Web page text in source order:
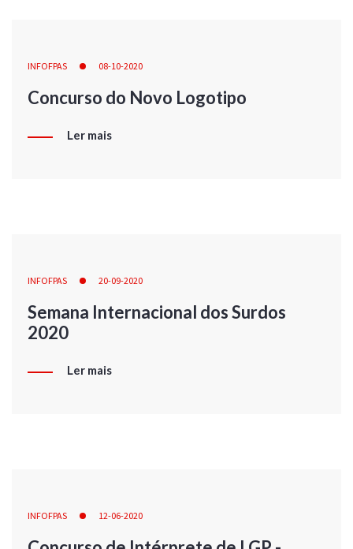
INFOFPAS 08-10-2020
Concurso do Novo Logotipo
Ler mais
INFOFPAS 20-09-2020
Semana Internacional dos Surdos
2020
Ler mais
INFOFPAS 12-06-2020